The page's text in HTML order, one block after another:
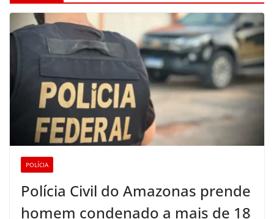
POLÍCIA
Polícia Civil do Amazonas prende
homem condenado a mais de 18